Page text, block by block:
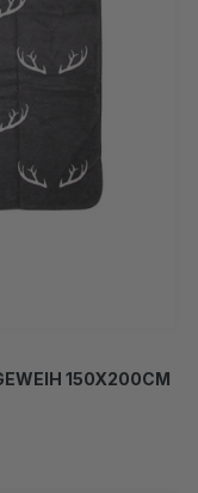
150X200CM